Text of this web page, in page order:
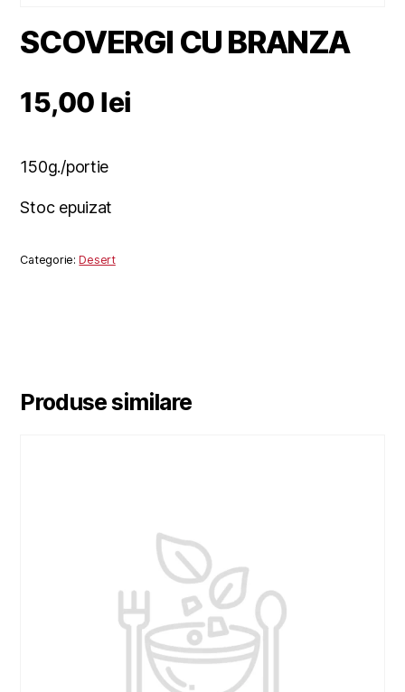
SCOVERGI CU BRANZA
15,00 lei
150g./portie
Stoc epuizat
Categorie:Desert
Produse similare